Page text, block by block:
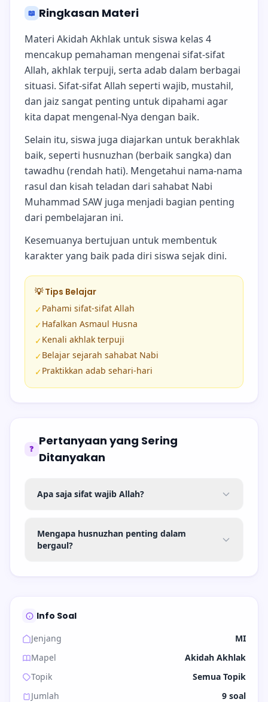
📖 Ringkasan Materi
Materi Akidah Akhlak untuk siswa kelas 4
mencakup pemahaman mengenai sifat-sifat
Allah, akhlak terpuji, serta adab dalam berbagai
situasi. Sifat-sifat Allah seperti wajib, mustahil,
dan jaiz sangat penting untuk dipahami agar
kita dapat mengenal-Nya dengan baik.
Selain itu, siswa juga diajarkan untuk berakhlak
baik, seperti husnuzhan (berbaik sangka) dan
tawadhu (rendah hati). Mengetahui nama-nama
rasul dan kisah teladan dari sahabat Nabi
Muhammad SAW juga menjadi bagian penting
dari pembelajaran ini.
Kesemuanya bertujuan untuk membentuk
karakter yang baik pada diri siswa sejak dini.
💡 Tips Belajar
✓Pahami sifat-sifat Allah
✓Hafalkan Asmaul Husna
✓Kenali akhlak terpuji
✓Belajar sejarah sahabat Nabi
✓Praktikkan adab sehari-hari
❓
Pertanyaan yang Sering
Ditanyakan
Apa saja sifat wajib Allah?
Mengapa husnuzhan penting dalam
bergaul?
Info Soal
Jenjang
MI
Mapel
Akidah Akhlak
Topik
Semua Topik
Jumlah
9 soal